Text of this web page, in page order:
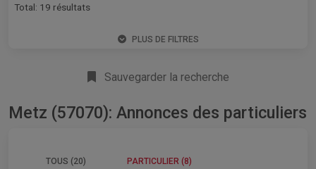
Total: 19 résultats
PLUS DE FILTRES
Sauvegarder la recherche
Metz (57070): Annonces des particuliers
TOUS (20) PARTICULIER (8)